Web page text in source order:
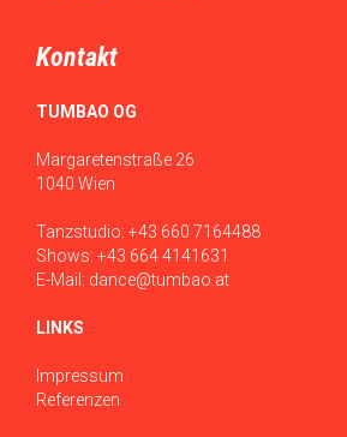
Kontakt
TUMBAO OG
Margaretenstraße 26
1040 Wien
Tanzstudio: +43 660 7164488
Shows: +43 664 4141631
E-Mail: dance@tumbao.at
LINKS
Impressum
Referenzen